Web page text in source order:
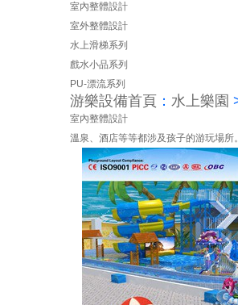
室內整體設計
室外整體設計
水上滑梯系列
戲水小品系列
PU-漂流系列
游樂設備首頁 ： 水上樂園
室內整體設計
溫泉、酒店等等都涉及孩子的游玩場